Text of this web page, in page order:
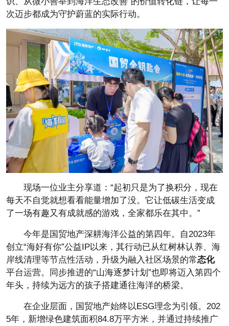
次迈步都成为守护蔚蓝的实际行动。
现场一位业主分享道：“起初只是为了换积分，现在
每天不自觉就想看看能量增加了没。它让低碳生活变成
了一场有趣又有成就感的游戏，全家都乐在其中。”
今年是国贸地产深耕海洋公益的第四年。自2023年
创立“海好有你”公益IP以来，其行动已从红树林认养、海
岸线清理等节点性活动，升级为融入社区场景的常态化
平台运营。同步推进的“山海逐梦计划”也即将迈入第四个
年头，持续为远方的孩子搭建通往海洋的桥梁。
在企业层面，国贸地产始终以ESG理念为引领。202
5年，新增绿色建筑面积84.8万平方米，并通过持续推广